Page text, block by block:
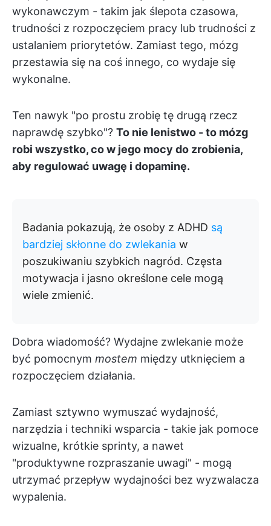
wykonawczym - takim jak ślepota czasowa,
trudności z rozpoczęciem pracy lub trudności z
ustalaniem priorytetów. Zamiast tego, mózg
przestawia się na coś innego, co wydaje się
wykonalne.
Ten nawyk "po prostu zrobię tę drugą rzecz
naprawdę szybko"? To nie lenistwo - to mózg
robi wszystko, co w jego mocy do zrobienia,
aby regulować uwagę i dopaminę.
Badania pokazują, że osoby z ADHD są
bardziej skłonne do zwlekania w
poszukiwaniu szybkich nagród. Częsta
motywacja i jasno określone cele mogą
wiele zmienić.
Dobra wiadomość? Wydajne zwlekanie może
być pomocnym mostem między utknięciem a
rozpoczęciem działania.
Zamiast sztywno wymuszać wydajność,
narzędzia i techniki wsparcia - takie jak pomoce
wizualne, krótkie sprinty, a nawet
"produktywne rozpraszanie uwagi" - mogą
utrzymać przepływ wydajności bez wyzwalacza
wypalenia.